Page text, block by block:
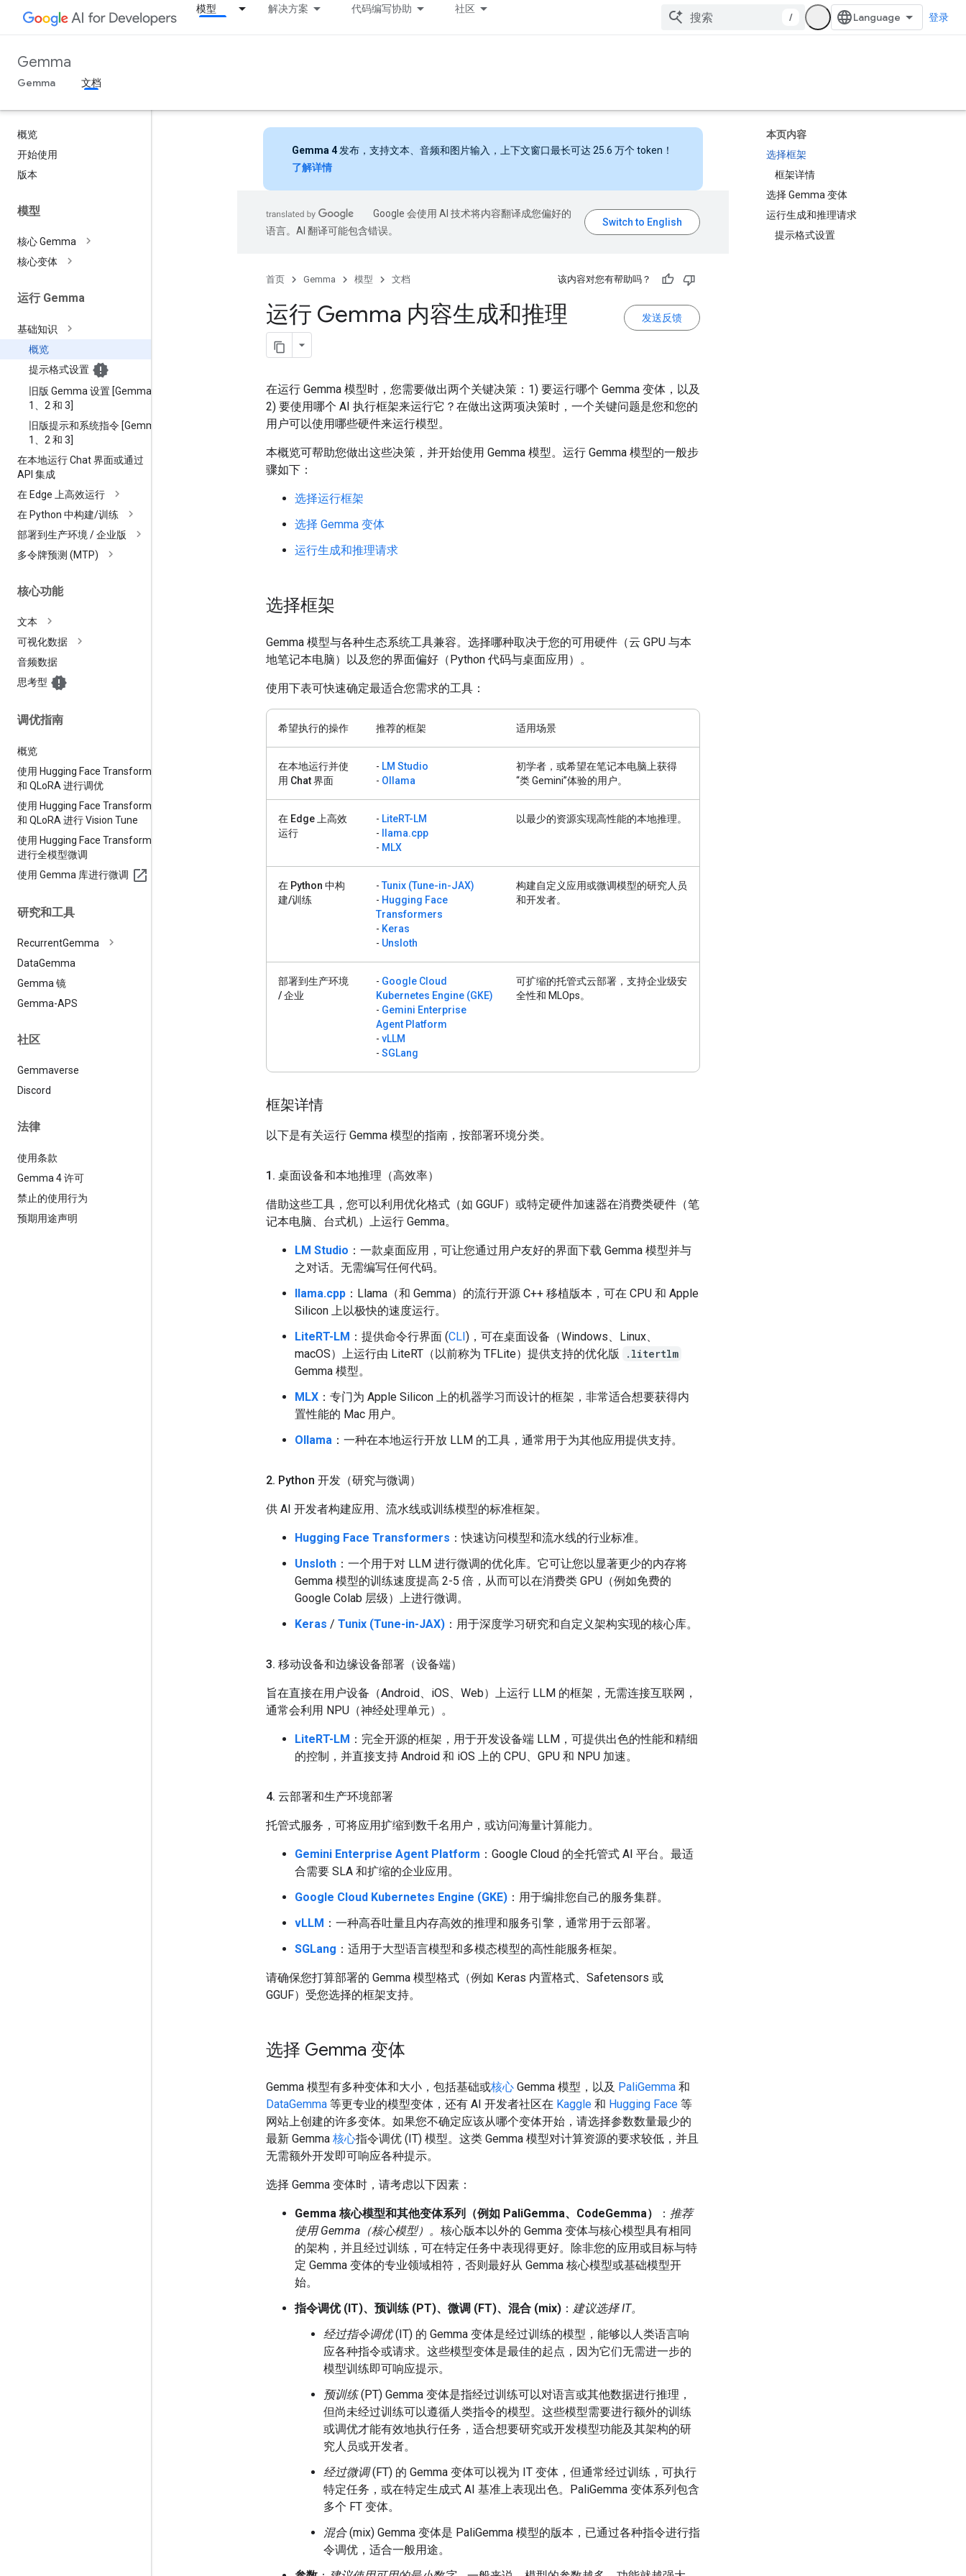
模型 解决方案 代码编写协助 社区
/ 登录
Gemma
Gemma 文档
概览
开始使用
版本
模型
核心 Gemma
核心变体
运行 Gemma
基础知识
概览
提示格式设置
旧版 Gemma 设置 [Gemma
1、2 和 3]
旧版提示和系统指令 [Gemma
1、2 和 3]
在本地运行 Chat 界面或通过
API 集成
在 Edge 上高效运行
在 Python 中构建/训练
部署到生产环境 /企业版
多令牌预测 (MTP)
核心功能
文本
可视化数据
音频数据
思考型
调优指南
概览
使用 Hugging Face Transformers
和 QLoRA 进行调优
使用 Hugging Face Transformers
和 QLoRA 进行 Vision Tune
使用 Hugging Face Transformers
进行全模型微调
使用 Gemma 库进行微调
研究和工具
RecurrentGemma
DataGemma
Gemma 镜
Gemma-APS
社区
Gemmaverse
Discord
法律
使用条款
Gemma 4 许可
禁止的使用行为
预期用途声明
本页内容
选择框架
框架详情
选择 Gemma 变体
运行生成和推理请求
提示格式设置
Gemma 4 发布，支持文本、音频和图片输入，上下文窗口最长可达 25.6 万个 token！
了解详情
Google 会使用 AI 技术将内容翻译成您偏好的
语言。AI 翻译可能包含错误。
首页 Gemma 模型 文档 该内容对您有帮助吗？
发送反馈
运行 Gemma 内容生成和推理
在运行 Gemma 模型时，您需要做出两个关键决策：1) 要运行哪个 Gemma 变体，以及
2) 要使用哪个 AI 执行框架来运行它？在做出这两项决策时，一个关键问题是您和您的
用户可以使用哪些硬件来运行模型。
本概览可帮助您做出这些决策，并开始使用 Gemma 模型。运行 Gemma 模型的一般步
骤如下：
选择运行框架
选择 Gemma 变体
运行生成和推理请求
选择框架
Gemma 模型与各种生态系统工具兼容。选择哪种取决于您的可用硬件（云 GPU 与本
地笔记本电脑）以及您的界面偏好（Python 代码与桌面应用）。
使用下表可快速确定最适合您需求的工具：
希望执行的操作 推荐的框架 适用场景
在本地运行并使
用 Chat 界面
- LM Studio
- Ollama
初学者，或希望在笔记本电脑上获得
“类 Gemini”体验的用户。
在 Edge 上高效
运行
- LiteRT-LM
-
llama.cpp
- MLX
以最少的资源实现高性能的本地推理。
在 Python 中构
建/训练
- Tunix (Tune-in-JAX)
- Hugging Face
Transformers
- Keras
- Unsloth
构建自定义应用或微调模型的研究人员
和开发者。
部署到生产环境
/ 企业
- Google Cloud
Kubernetes Engine (GKE)
- Gemini Enterprise
Agent Platform
- vLLM
- SGLang
可扩缩的托管式云部署，支持企业级安
全性和 MLOps。
框架详情
以下是有关运行 Gemma 模型的指南，按部署环境分类。
1 . 桌面设备和本地推理（高效率）
借助这些工具，您可以利用优化格式（如 GGUF）或特定硬件加速器在消费类硬件（笔
记本电脑、台式机）上运行 Gemma。
LM Studio ：一款桌面应用，可让您通过用户友好的界面下载 Gemma 模型并与
之对话。无需编写任何代码。
llama.cpp ：Llama（和 Gemma）的流行开源 C++ 移植版本，可在 CPU 和 Apple
Silicon 上以极快的速度运行。
LiteRT-LM ：提供命令行界面 (CLI)，可在桌面设备（Windows、Linux、
macOS）上运行由 LiteRT（以前称为 TFLite）提供支持的优化版
.litertlm
Gemma 模型。
MLX ：专门为 Apple Silicon 上的机器学习而设计的框架，非常适合想要获得内
置性能的 Mac 用户。
Ollama ：一种在本地运行开放 LLM 的工具，通常用于为其他应用提供支持。
2. Python 开发（研究与微调）
供 AI 开发者构建应用、流水线或训练模型的标准框架。
Hugging Face Transformers ：快速访问模型和流水线的行业标准。
Unsloth ：一个用于对 LLM 进行微调的优化库。它可让您以显著更少的内存将
Gemma 模型的训练速度提高 2-5 倍，从而可以在消费类 GPU（例如免费的
Google Colab 层级）上进行微调。
Keras / Tunix (Tune-in-JAX) ：用于深度学习研究和自定义架构实现的核心库。
3. 移动设备和边缘设备部署（设备端）
旨在直接在用户设备（Android、iOS、Web）上运行 LLM 的框架，无需连接互联网，
通常会利用 NPU（神经处理单元）。
LiteRT-LM ：完全开源的框架，用于开发设备端 LLM，可提供出色的性能和精细
的控制，并直接支持 Android 和 iOS 上的 CPU、GPU 和 NPU 加速。
4. 云部署和生产环境部署
托管式服务，可将应用扩缩到数千名用户，或访问海量计算能力。
Gemini Enterprise Agent Platform ：Google Cloud 的全托管式 AI 平台。最适
合需要 SLA 和扩缩的企业应用。
Google Cloud Kubernetes Engine (GKE) ：用于编排您自己的服务集群。
vLLM ：一种高吞吐量且内存高效的推理和服务引擎，通常用于云部署。
SGLang ：适用于大型语言模型和多模态模型的高性能服务框架。
请确保您打算部署的 Gemma 模型格式（例如 Keras 内置格式、Safetensors 或
GGUF）受您选择的框架支持。
选择 Gemma 变体
Gemma 模型有多种变体和大小，包括基础或核心 Gemma 模型，以及 PaliGemma 和
DataGemma 等更专业的模型变体，还有 AI 开发者社区在 Kaggle 和 Hugging Face 等
网站上创建的许多变体。如果您不确定应该从哪个变体开始，请选择参数数量最少的
最新 Gemma 核心指令调优 (IT) 模型。这类 Gemma 模型对计算资源的要求较低，并且
无需额外开发即可响应各种提示。
选择 Gemma 变体时，请考虑以下因素：
Gemma 核心模型和其他变体系列（例如 PaliGemma、CodeGemma） ： 推荐
使用 Gemma（核心模型）。 核心版本以外的 Gemma 变体与核心模型具有相同
的架构，并且经过训练，可在特定任务中表现得更好。除非您的应用或目标与特
定 Gemma 变体的专业领域相符，否则最好从 Gemma 核心模型或基础模型开
始。
指令调优 (IT)、预训练 (PT)、微调 (FT)、混合 (mix) ： 建议选择 IT。
经过指令调优(IT) 的 Gemma 变体是经过训练的模型，能够以人类语言响
应各种指令或请求。这些模型变体是最佳的起点，因为它们无需进一步的
模型训练即可响应提示。
预训练(PT) Gemma 变体是指经过训练可以对语言或其他数据进行推理，
但尚未经过训练可以遵循人类指令的模型。这些模型需要进行额外的训练
或调优才能有效地执行任务，适合想要研究或开发模型功能及其架构的研
究人员或开发者。
经过微调(FT) 的 Gemma 变体可以视为 IT 变体，但通常经过训练，可执行
特定任务，或在特定生成式 AI 基准上表现出色。PaliGemma 变体系列包含
多个 FT 变体。
混合(mix) Gemma 变体是 PaliGemma 模型的版本，已通过各种指令进行指
令调优，适合一般用途。